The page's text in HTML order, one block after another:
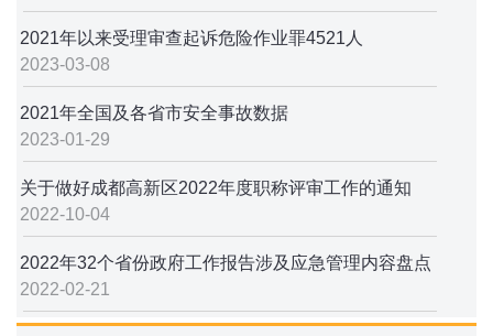
2021年以来受理审查起诉危险作业罪4521人
2023-03-08
2021年全国及各省市安全事故数据
2023-01-29
关于做好成都高新区2022年度职称评审工作的通知
2022-10-04
2022年32个省份政府工作报告涉及应急管理内容盘点
2022-02-21